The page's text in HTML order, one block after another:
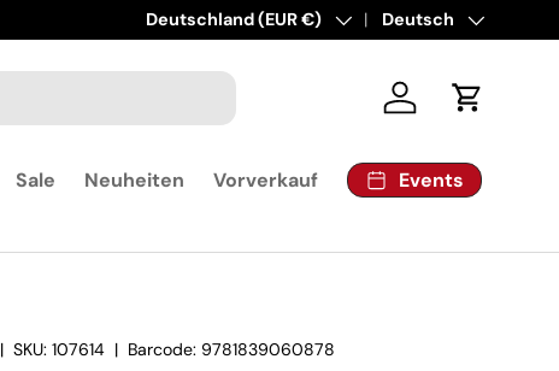
Land/Region
Deutschland (EUR €) SpracheDeutsch
Einloggen
Sale Neuheiten Vorverkauf Events
|SKU: 107614 | Barcode: 9781839060878